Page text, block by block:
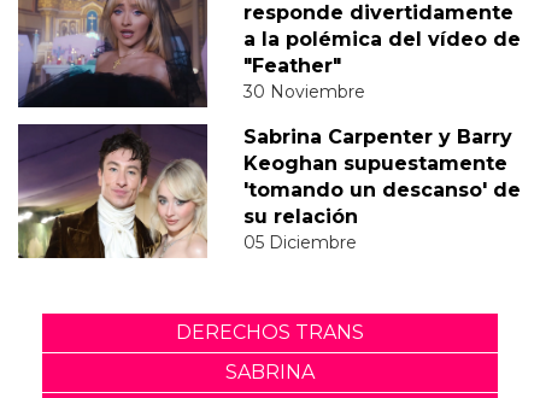
responde divertidamente
a la polémica del vídeo de
"Feather"
30 Noviembre
Sabrina Carpenter y Barry
Keoghan supuestamente
'tomando un descanso' de
su relación
05 Diciembre
DERECHOS TRANS
SABRINA